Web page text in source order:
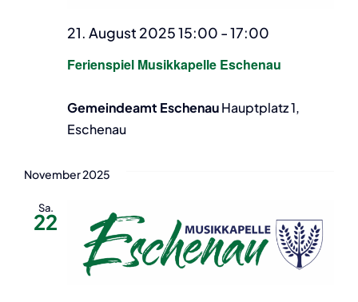
Ferienspiel Musikkapelle Eschenau
21. August 2025 15:00 -17:00
Gemeindeamt EschenauHauptplatz 1,
Eschenau
November 2025
Sa.
22